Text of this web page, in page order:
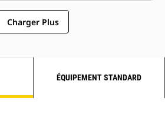
Charger Plus
ÉQUIPEMENT STANDARD